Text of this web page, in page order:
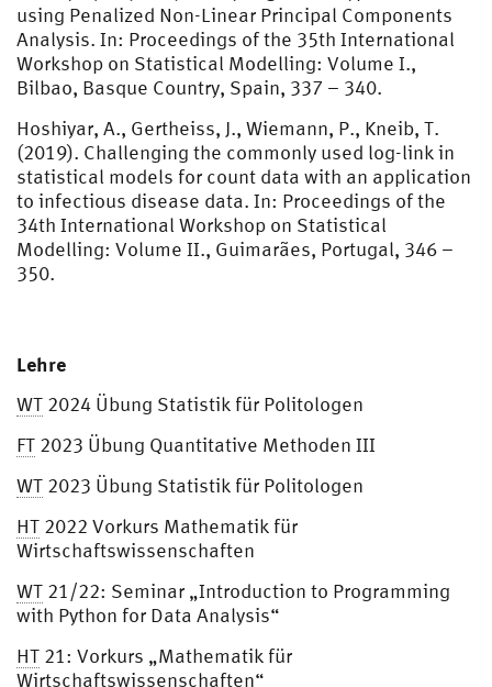
using Penalized Non-Linear Principal Components
Analysis. In: Proceedings of the 35th International
Workshop on Statistical Modelling: Volume I.,
Bilbao, Basque Country, Spain, 337 – 340.
Hoshiyar, A., Gertheiss, J., Wiemann, P., Kneib, T.
(2019). Challenging the commonly used log-link in
statistical models for count data with an application
to infectious disease data. In: Proceedings of the
34th International Workshop on Statistical
Modelling: Volume II., Guimarães, Portugal, 346 –
350.
Lehre
WT 2024 Übung Statistik für Politologen
FT 2023 Übung Quantitative Methoden III
WT 2023 Übung Statistik für Politologen
HT 2022 Vorkurs Mathematik für
Wirtschaftswissenschaften
WT 21/22: Seminar „Introduction to Programming
with Python for Data Analysis“
HT 21: Vorkurs „Mathematik für
Wirtschaftswissenschaften“